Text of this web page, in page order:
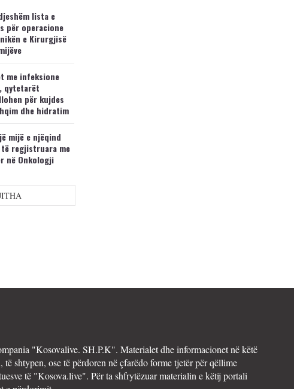
lista e
për operacione
e Kirurgjisë
me infeksione
qytetarët
për kujdes
dhe hidratim
mijë e njëqind
regjistruara me
në Onkologji
"Kosovalive. SH.P.K". Materialet dhe informacionet në këtë
shtypen, ose të përdoren në çfarëdo forme tjetër për qëllime
të "Kosova.live". Për ta shfrytëzuar materialin e këtij portali